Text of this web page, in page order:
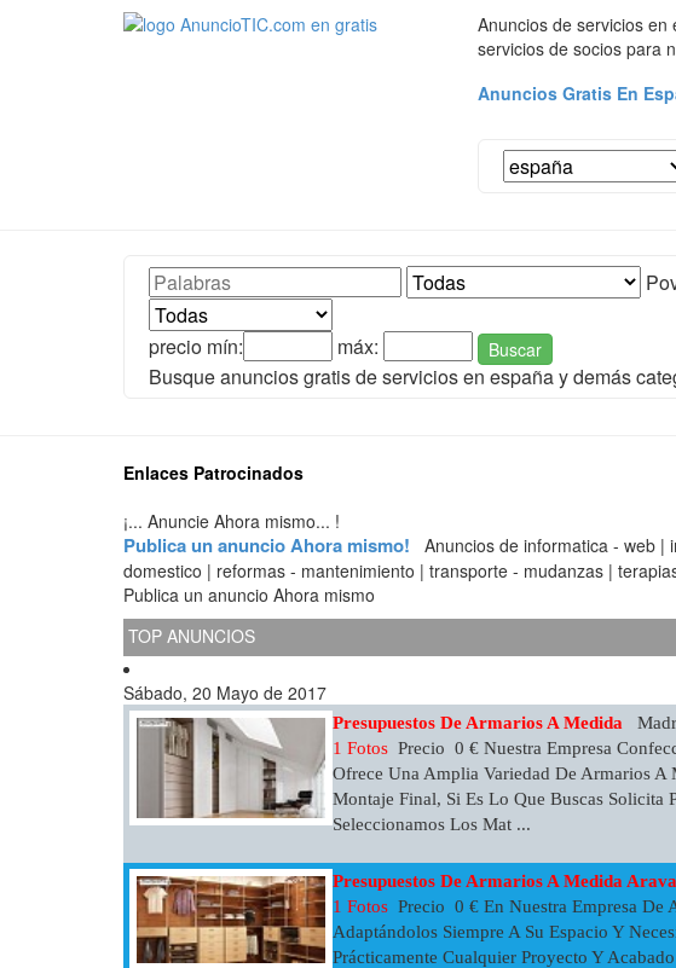
Anuncios de servicios
servicios de socios para
Anuncios Gratis En
precio mín: máx: Buscar
Busque anuncios gratis de servicios en españa y demás
Enlaces Patrocinados
¡... Anuncie Ahora mismo... !
Publica un anuncio Ahora mismo! Anuncios de informatica - web |
domestico | reformas - mantenimiento | transporte - mudanzas |
Publica un anuncio Ahora mismo
TOP ANUNCIOS
Sábado, 20 Mayo de 2017
Presupuestos De Armarios A Medida
1 Fotos Precio 0 € Nuestra Empresa
Ofrece Una Amplia Variedad De Armarios A
Montaje Final, Si Es Lo Que Buscas Solicita
Seleccionamos Los Mat ...
Presupuestos De Armarios A Medida
1 Fotos Precio 0 € En Nuestra Empresa
Adaptándolos Siempre A Su Espacio Y
Prácticamente Cualquier Proyecto Y